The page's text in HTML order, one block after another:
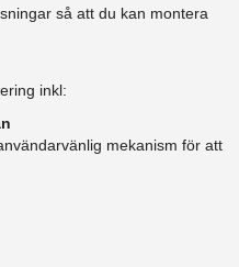
så att du kan montera
inkl:
mekanism för att